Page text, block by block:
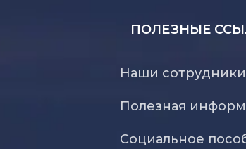
ПОЛЕЗНЫЕ
Наши сотрудники
Полезная
Социальное